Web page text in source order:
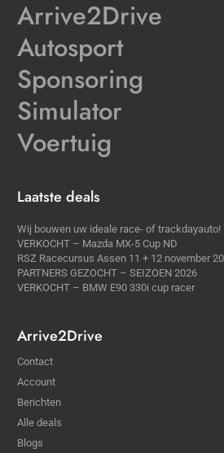
Arrive2Drive
Autosport
Sponsoring
Simulator
Voertuig
Laatste deals
Wij bouwen uw ideale race- of trackdayauto!
VERKOCHT – Mazda MX-5 Cup ND
RSZ Racecursus Assen 11 + 12 november
PARTNERS GEZOCHT – SEIZOEN 2026
VERKOCHT – BMW E90 330i cup racer
Arrive2Drive
Contact
Account
Berichten
Alle deals
Blogs